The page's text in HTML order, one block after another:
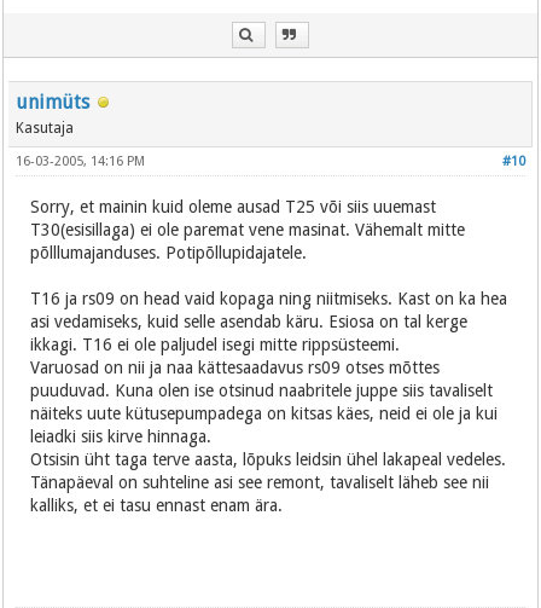
unimüts
Kasutaja
#10
16-03-2005, 14:16 PM
Sorry, et mainin kuid oleme ausad T25 või siis uuemast
T30(esisillaga) ei ole paremat vene masinat. Vähemalt mitte
põlllumajanduses. Potipõllupidajatele.
T16 ja rs09 on head vaid kopaga ning niitmiseks. Kast on ka hea
asi vedamiseks, kuid selle asendab käru. Esiosa on tal kerge
ikkagi. T16 ei ole paljudel isegi mitte rippsüsteemi.
Varuosad on nii ja naa kättesaadavus rs09 otses mõttes
puuduvad. Kuna olen ise otsinud naabritele juppe siis tavaliselt
näiteks uute kütusepumpadega on kitsas käes, neid ei ole ja kui
leiadki siis kirve hinnaga.
Otsisin üht taga terve aasta, lõpuks leidsin ühel lakapeal vedeles.
Tänapäeval on suhteline asi see remont, tavaliselt läheb see nii
kalliks, et ei tasu ennast enam ära.